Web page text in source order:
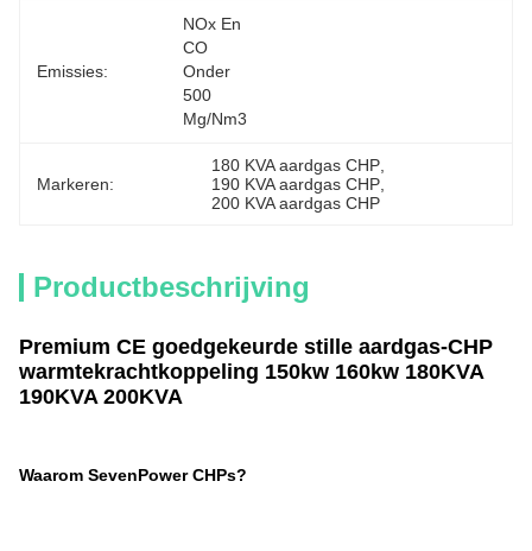
Emissies:
NOx En
CO
Onder
500
Mg/Nm3
Markeren:
180 KVA aardgas CHP
190 KVA aardgas CHP
200 KVA aardgas CHP
Productbeschrijving
Premium CE goedgekeurde stille aardgas-CHP
warmtekrachtkoppeling 150kw 160kw 180KVA
190KVA 200KVA
Waarom SevenPower CHPs?